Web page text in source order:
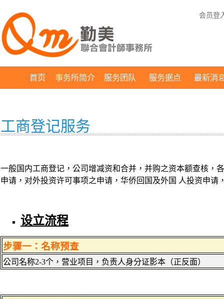
会员登
首页 事务所简介 服务团队 服务据点 最新消
工商登记服务
一般国内工商登记，公司增减资和合并，并购之资本额查核，
申请，对外投资许可事项之申请，华侨回国及外国 人投资申请
设立流程
步骤一：名称预查
公司名称2-3个，营业项目，负责人身分证影本（正反面）